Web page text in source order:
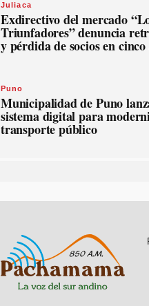
Juliaca
Exdirectivo del mercado
Triunfadores” denuncia
y pérdida de socios en cinco
Puno
Municipalidad de Puno
sistema digital para
transporte público